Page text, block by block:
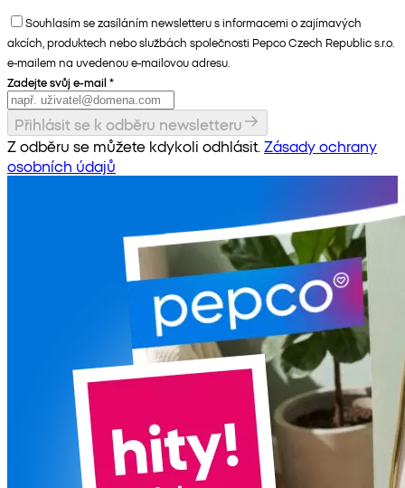
Souhlasím se zasíláním newsletteru s informacemi o zajímavých
akcích, produktech nebo službách společnosti Pepco Czech Republic s.r.o.
e-mailem na uvedenou e-mailovou adresu.
Zadejte svůj e-mail *
Přihlásit se k odběru newsletteru
Z odběru se můžete kdykoli odhlásit. Zásady ochrany
osobních údajů